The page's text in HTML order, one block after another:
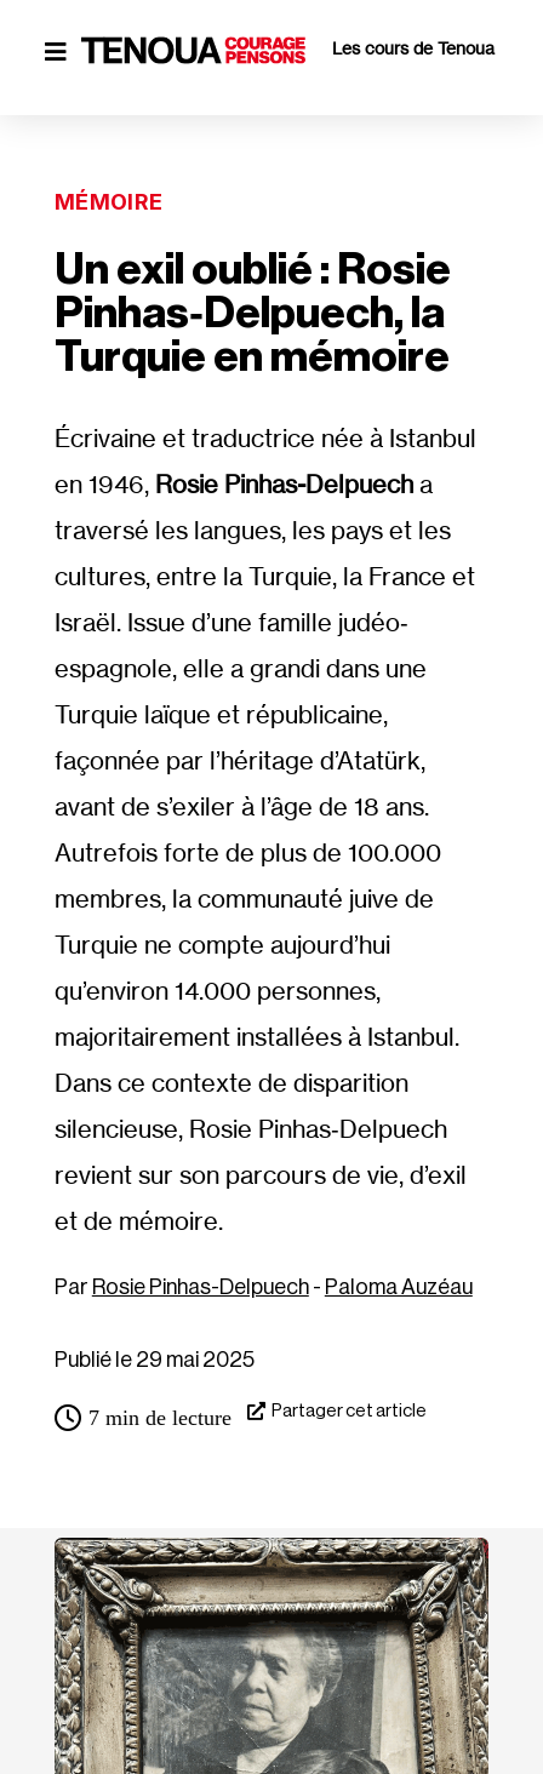
 Les cours de Tenoua
MÉMOIRE
Un exil oublié : Rosie
Pinhas‐​Delpuech, la
Turquie en mémoire
Écrivaine et traductrice née à Istanbul
en 1946, Rosie Pinhas-Delpuecha
traversé les langues, les pays et les
cultures, entre la Turquie, la France et
Israël. Issue d’une famille judéo‐​
espagnole, elle a grandi dans une
Turquie laïque et républicaine,
façonnée par l’héritage d’Atatürk,
avant de s’exiler à l’âge de 18 ans.
Autrefois forte de plus de 100.000
membres, la communauté juive de
Turquie ne compte aujourd’hui
qu’environ 14.000 personnes,
majoritairement installées à Istanbul.
Dans ce contexte de disparition
silencieuse, Rosie Pinhas‐​Delpuech
revient sur son parcours de vie, d’exil
et de mémoire.
Rosie Pinhas-Delpuech- Paloma Auzéau
Publié le 29 mai 2025
7 min de lecture Partager cet article